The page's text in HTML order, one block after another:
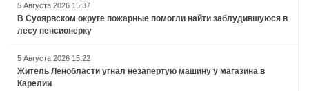
5 Августа 2026 15:37
В Суоярвском округе пожарные помогли найти заблудившуюся в
лесу пенсионерку
5 Августа 2026 15:22
Житель Ленобласти угнал незапертую машину у магазина в
Карелии